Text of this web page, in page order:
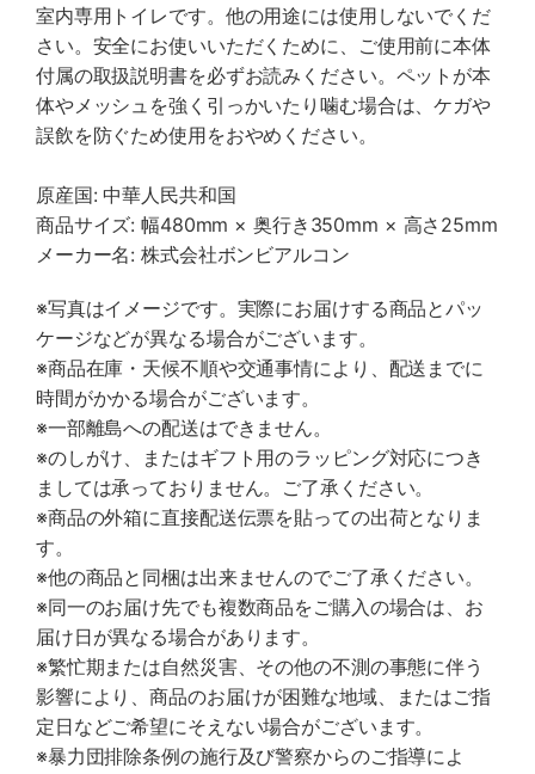
室内専用トイレです。他の用途には使用しないでくだ
さい。安全にお使いいただくために、ご使用前に本体
付属の取扱説明書を必ずお読みください。ペットが本
体やメッシュを強く引っかいたり噛む場合は、ケガや
誤飲を防ぐため使用をおやめください。
原産国: 中華人民共和国
商品サイズ: 幅480mm × 奥行き350mm × 高さ25mm
メーカー名: 株式会社ボンビアルコン
※写真はイメージです。実際にお届けする商品とパッ
ケージなどが異なる場合がございます。
※商品在庫・天候不順や交通事情により、配送までに
時間がかかる場合がございます。
※一部離島への配送はできません。
※のしがけ、またはギフト用のラッピング対応につき
ましては承っておりません。ご了承ください。
※商品の外箱に直接配送伝票を貼っての出荷となりま
す。
※他の商品と同梱は出来ませんのでご了承ください。
※同一のお届け先でも複数商品をご購入の場合は、お
届け日が異なる場合があります。
※繁忙期または自然災害、その他の不測の事態に伴う
影響により、商品のお届けが困難な地域、またはご指
定日などご希望にそえない場合がございます。
※暴力団排除条例の施行及び警察からのご指導によ